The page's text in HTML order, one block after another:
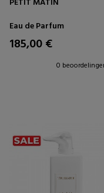
Eau de Parfum
185,00 €
0